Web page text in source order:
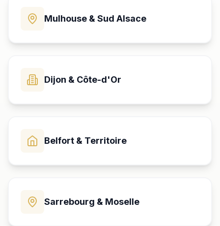
Mulhouse & Sud Alsace
Dijon & Côte-d'Or
Belfort & Territoire
Sarrebourg & Moselle